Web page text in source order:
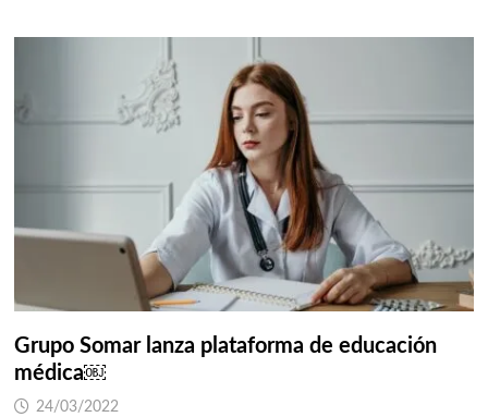
Grupo Somar lanza plataforma de educación
médica￼
24/03/2022